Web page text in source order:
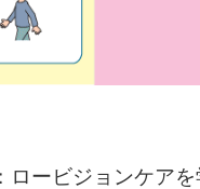
ロービジョンケア